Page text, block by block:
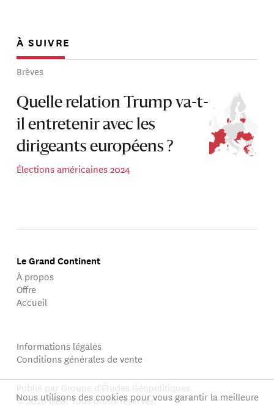
À SUIVRE
Brèves
Quelle relation Trump va-t-
il entretenir avec les
dirigeants européens ?
Élections américaines 2024
Le Grand Continent
À propos
Offre
Accueil
Informations légales
Conditions générales de vente
Publié par Groupe d'Études Géopolitiques.
© 2026 GEG. Tous droits réservés.
Nous utilisons des cookies pour vous garantir la meilleure